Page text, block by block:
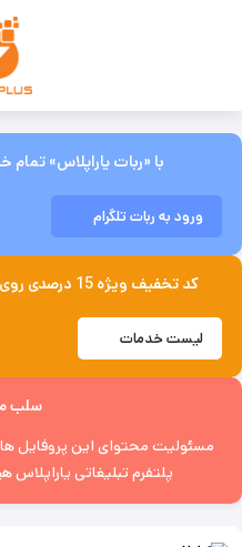
با «ربات یاراپلاس»
ورود به ربات تلگرام
کد تخفیف ویژه 15 درصدی روی تمام خدمات یاراپلاس : off-ads
لیست خدمات
سلب
مسئولیت محتوای این پروفایل
پلتفرم تبلیغاتی یاراپلاس